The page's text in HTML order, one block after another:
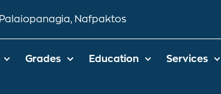
Palaiopanagia, Nafpaktos
Grades Education Services